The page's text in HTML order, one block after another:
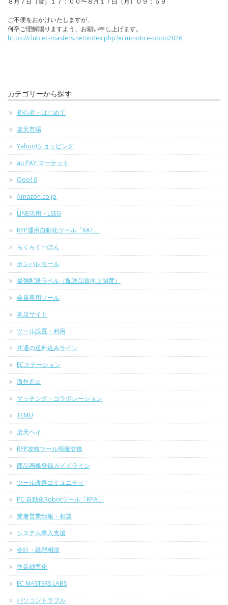
ご不便をおかけいたしますが、
何卒ご理解賜りますよう、お願い申し上げます。
https://club.ec-masters.net/index.php?ecm-notice-obon2026
カテゴリーから探す
初心者・はじめて
楽天市場
Yahoo!ショッピング
au PAY マーケット
Qoo10
Amazon.co.jp
LINE活用・LSEG
RPP運用自動化ツール「RAT」
らくらくーぽん
ポンパレモール
最強配送ラベル（配送品質向上制度）
会員専用ツール
本店サイト
ツール設置・利用
共通の送料込みライン
ECステーション
海外進出
マッチング・コラボレーション
TEMU
楽天ペイ
RPP攻略ツール情報交換
商品画像登録ガイドライン
ツール改善コミュニティ
PC 自動化Robotツール「RPA」
業者営業情報・相談
システム導入支援
会計・経理相談
作業効率化
EC MASTERS LABS
パソコントラブル